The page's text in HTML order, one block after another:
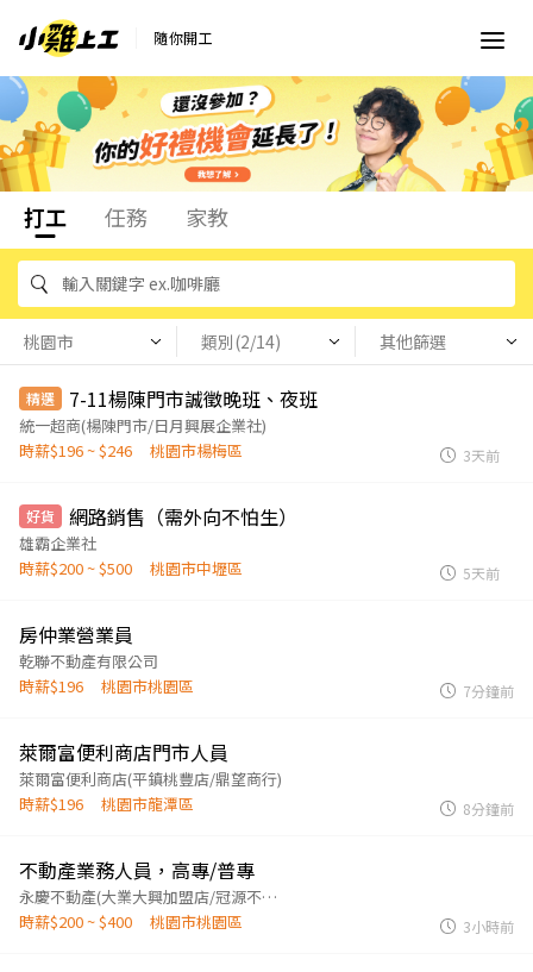
隨你開工
打工 任務 家教
桃園市 類別(2/14) 其他篩選
精選 7-11楊陳門市誠徵晚班、夜班
統一超商(楊陳門市/日月興展企業社)
時薪$196 ~ $246
桃園市楊梅區 3天前
好貨 網路銷售（需外向不怕生）
雄霸企業社
時薪$200 ~ $500
桃園市中壢區 5天前
房仲業營業員
乾聯不動產有限公司
時薪$196
桃園市桃園區 7分鐘前
萊爾富便利商店門市人員
萊爾富便利商店(平鎮桃豐店/鼎望商行)
時薪$196
桃園市龍潭區 8分鐘前
不動產業務人員，高專/普專
永慶不動產(大業大興加盟店/冠源不動產仲介經紀有限公司)
時薪$200 ~ $400
桃園市桃園區 3小時前